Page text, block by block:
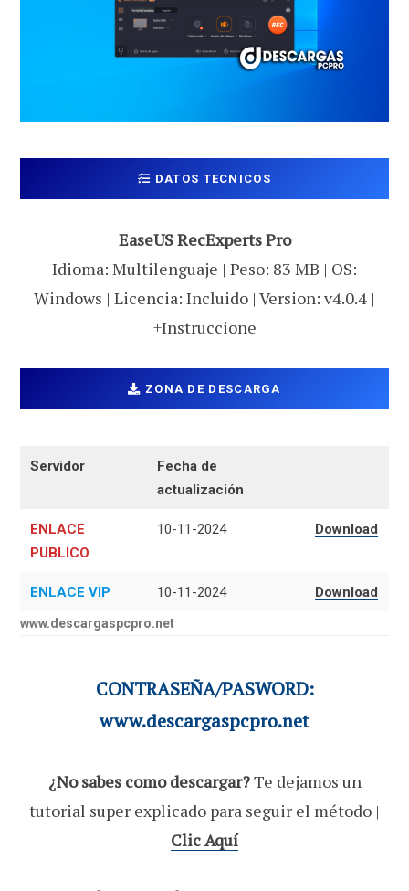
DATOS TECNICOS
EaseUS RecExperts Pro
Idioma: Multilenguaje | Peso: 83 MB | OS:
Windows | Licencia: Incluido | Version: v4.0.4 |
+Instruccione
ZONA DE DESCARGA
Servidor
Fecha de
actualización
ENLACE
PUBLICO
10-11-2024 Download
ENLACE VIP 10-11-2024 Download
www.descargaspcpro.net
CONTRASEÑA/PASWORD:
www.descargaspcpro.net
¿No sabes como descargar?Te dejamos un
tutorial super explicado para seguir el método |
Clic Aquí